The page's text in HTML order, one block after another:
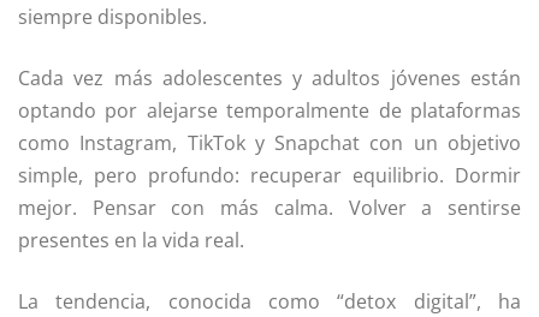
siempre disponibles.
Cada vez más adolescentes y adultos jóvenes están
optando por alejarse temporalmente de plataformas
como Instagram, TikTok y Snapchat con un objetivo
simple, pero profundo: recuperar equilibrio. Dormir
mejor. Pensar con más calma. Volver a sentirse
presentes en la vida real.
La tendencia, conocida como “detox digital”, ha